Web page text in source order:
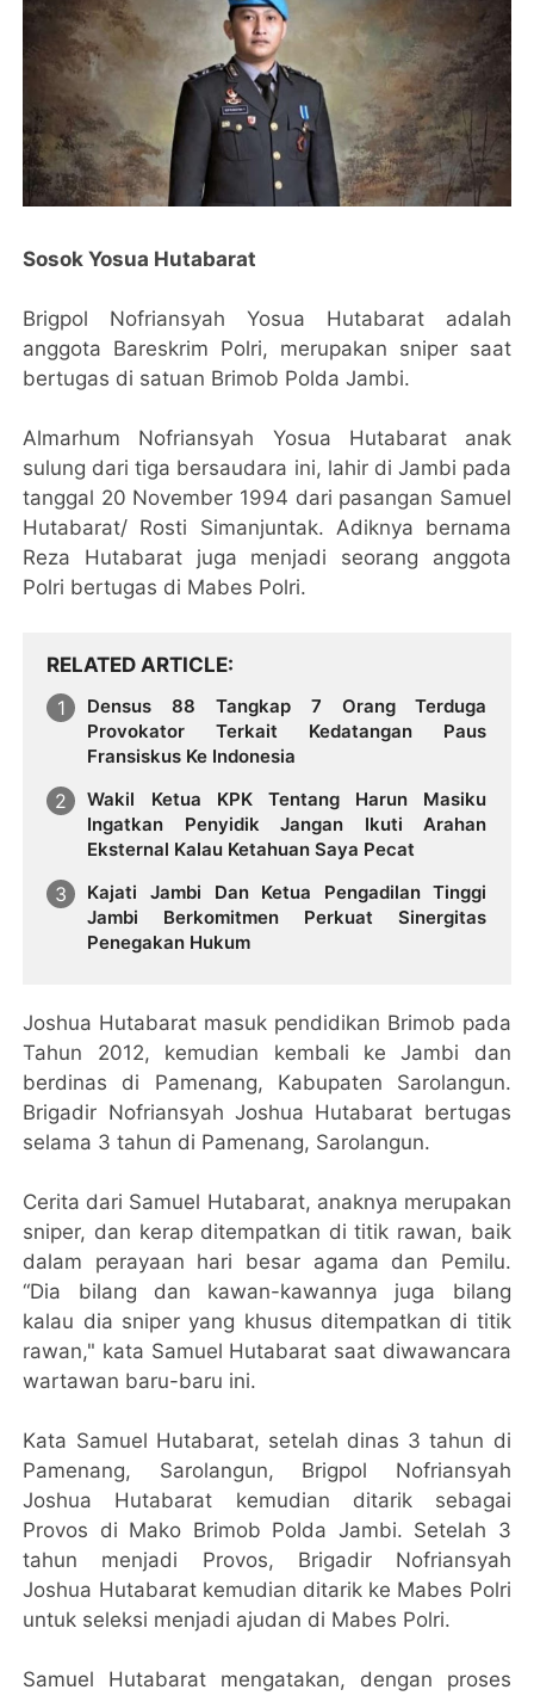
Sosok Yosua Hutabarat
Brigpol Nofriansyah Yosua Hutabarat adalah
anggota Bareskrim Polri, merupakan sniper saat
bertugas di satuan Brimob Polda Jambi.
Almarhum Nofriansyah Yosua Hutabarat anak
sulung dari tiga bersaudara ini, lahir di Jambi pada
tanggal 20 November 1994 dari pasangan Samuel
Hutabarat/ Rosti Simanjuntak. Adiknya bernama
Reza Hutabarat juga menjadi seorang anggota
Polri bertugas di Mabes Polri.
RELATED ARTICLE
Densus 88 Tangkap 7 Orang Terduga
Provokator Terkait Kedatangan Paus
Fransiskus Ke Indonesia
Wakil Ketua KPK Tentang Harun Masiku
Ingatkan Penyidik Jangan Ikuti Arahan
Eksternal Kalau Ketahuan Saya Pecat
Kajati Jambi Dan Ketua Pengadilan Tinggi
Jambi Berkomitmen Perkuat Sinergitas
Penegakan Hukum
Joshua Hutabarat masuk pendidikan Brimob pada
Tahun 2012, kemudian kembali ke Jambi dan
berdinas di Pamenang, Kabupaten Sarolangun.
Brigadir Nofriansyah Joshua Hutabarat bertugas
selama 3 tahun di Pamenang, Sarolangun.
Cerita dari Samuel Hutabarat, anaknya merupakan
sniper, dan kerap ditempatkan di titik rawan, baik
dalam perayaan hari besar agama dan Pemilu.
“Dia bilang dan kawan-kawannya juga bilang
kalau dia sniper yang khusus ditempatkan di titik
rawan," kata Samuel Hutabarat saat diwawancara
wartawan baru-baru ini.
Kata Samuel Hutabarat, setelah dinas 3 tahun di
Pamenang, Sarolangun, Brigpol Nofriansyah
Joshua Hutabarat kemudian ditarik sebagai
Provos di Mako Brimob Polda Jambi. Setelah 3
tahun menjadi Provos, Brigadir Nofriansyah
Joshua Hutabarat kemudian ditarik ke Mabes Polri
untuk seleksi menjadi ajudan di Mabes Polri.
Samuel Hutabarat mengatakan, dengan proses